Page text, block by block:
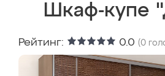
Шкаф-купе
Рейтинг: 0.0 (0